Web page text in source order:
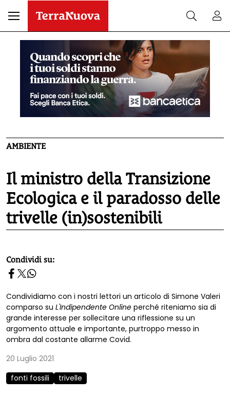
AMBIENTE
Il ministro della Transizione
Ecologica e il paradosso delle
trivelle (in)sostenibili
homepage h2
Condividi su:
Condividiamo con i nostri lettori un articolo di Simone Valeri
comparso su L'Indipendente Online perché riteniamo sia di
grande interesse per sollecitare una riflessione su un
argomento attuale e importante, purtroppo messo in
ombra dal costante allarme Covid.
20 Luglio 2021
fonti fossili
trivelle